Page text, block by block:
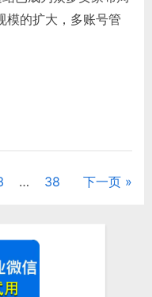
模的扩大，多账号管
… 38 下一页